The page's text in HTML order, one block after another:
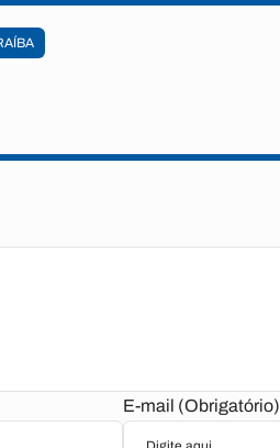
E-mail (Obrigatório)